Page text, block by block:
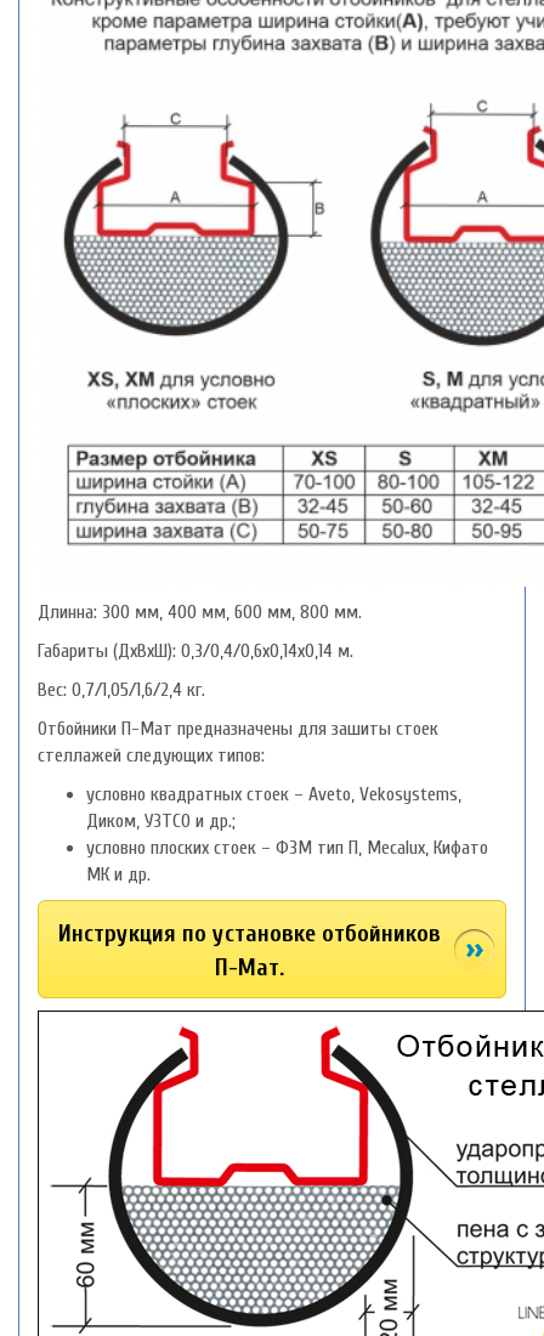
Длинна: 300 мм, 400 мм, 600 мм, 800 мм.
Габариты (ДхВхШ): 0,3/0,4/0,6х0,14х0,14 м.
Вес: 0,7/1,05/1,6/2,4 кг.
Отбойники П-Мат предназначены для зашиты стоек
стеллажей следующих типов:
условно квадратных стоек – Aveto, Vekosystems,
Диком, УЗТСО и др.;
условно плоских стоек – ФЗМ тип П, Mecalux, Кифато
МК и др.
Инструкция по установке отбойников
П-Мат.